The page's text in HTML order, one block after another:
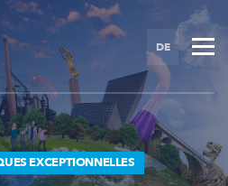
DE
EXCEPTIONNELLES